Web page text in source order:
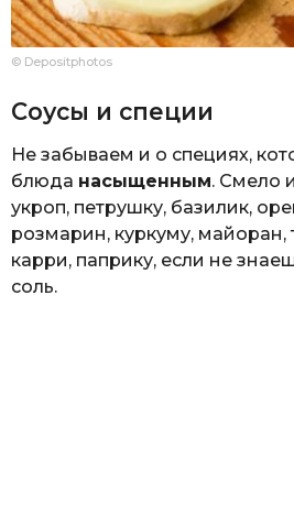
© Depositphotos
Соусы и специи
Не забываем и о специях,
блюда насыщенным. Смело
укроп, петрушку, базилик,
розмарин, куркуму, майоран,
карри, паприку, если не
соль.